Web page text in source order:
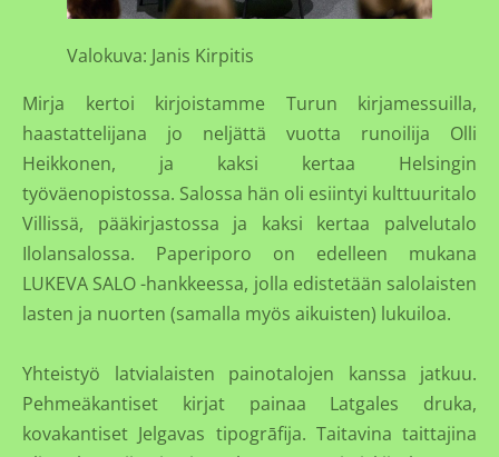
Valokuva: Janis Kirpitis
Mirja kertoi kirjoistamme Turun kirjamessuilla,
haastattelijana jo neljättä vuotta runoilija Olli
Heikkonen, ja kaksi kertaa Helsingin
työväenopistossa. Salossa hän oli esiintyi kulttuuritalo
Villissä, pääkirjastossa ja kaksi kertaa palvelutalo
Ilolansalossa. Paperiporo on edelleen mukana
LUKEVA SALO -hankkeessa, jolla edistetään salolaisten
lasten ja nuorten (samalla myös aikuisten) lukuiloa.
Yhteistyö latvialaisten painotalojen kanssa jatkuu.
Pehmeäkantiset kirjat painaa Latgales druka,
kovakantiset Jelgavas tipogrāfija. Taitavina taittajina